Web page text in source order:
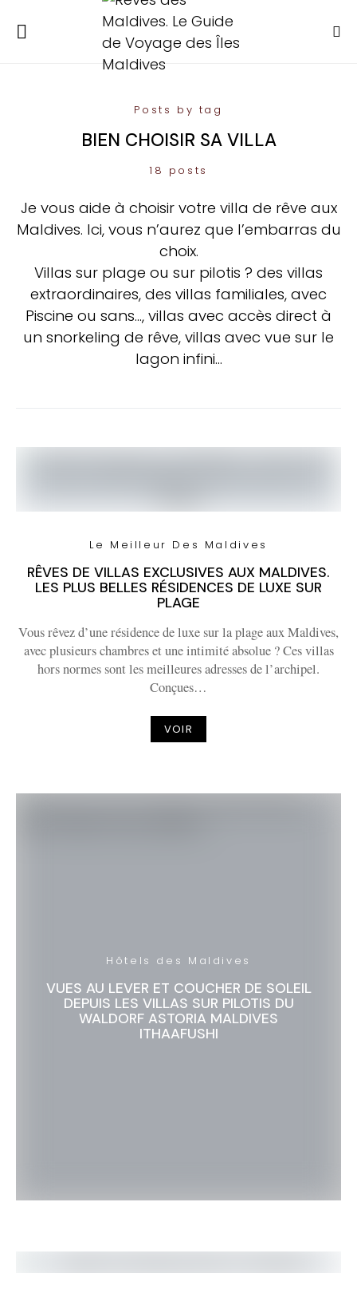
Posts by tag
BIEN CHOISIR SA VILLA
18 posts
Je vous aide à choisir votre villa de rêve aux
Maldives. Ici, vous n’aurez que l’embarras du
choix.
Villas sur plage ou sur pilotis ? des villas
extraordinaires, des villas familiales, avec
Piscine ou sans…, villas avec accès direct à
un snorkeling de rêve, villas avec vue sur le
lagon infini…
Le Meilleur Des Maldives
RÊVES DE VILLAS EXCLUSIVES AUX MALDIVES.
LES PLUS BELLES RÉSIDENCES DE LUXE SUR
PLAGE
Vous rêvez d’une résidence de luxe sur la plage aux Maldives,
avec plusieurs chambres et une intimité absolue ? Ces villas
hors normes sont les meilleures adresses de l’archipel.
Conçues…
VOIR
Hôtels des Maldives
VUES AU LEVER ET COUCHER DE SOLEIL
DEPUIS LES VILLAS SUR PILOTIS DU
WALDORF ASTORIA MALDIVES
ITHAAFUSHI